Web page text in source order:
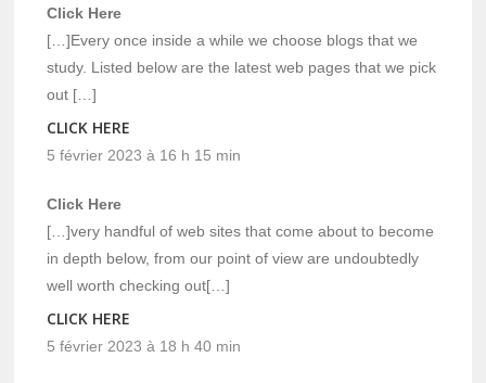
Click Here
[…]Every once inside a while we choose blogs that we
study. Listed below are the latest web pages that we pick
out […]
CLICK HERE
5 février 2023 à 16 h 15 min
Click Here
[…]very handful of web sites that come about to become
in depth below, from our point of view are undoubtedly
well worth checking out[…]
CLICK HERE
5 février 2023 à 18 h 40 min